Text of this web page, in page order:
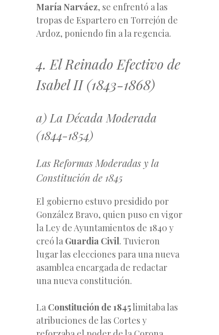
María Narváez, se enfrentó a las
tropas de Espartero en Torrejón de
Ardoz, poniendo fin a la regencia.
4. El Reinado Efectivo de
Isabel II (1843-1868)
a) La Década Moderada
(1844-1854)
Las Reformas Moderadas y la
Constitución de 1845
El gobierno estuvo presidido por
González Bravo, quien puso en vigor
la Ley de Ayuntamientos de 1840 y
creó la Guardia Civil. Tuvieron
lugar las elecciones para una nueva
asamblea encargada de redactar
una nueva constitución.
La Constitución de 1845limitaba las
atribuciones de las Cortes y